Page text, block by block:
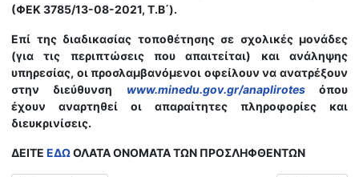
(ΦΕΚ 3785/13-08-2021, Τ.Β΄).
Επί της διαδικασίας τοποθέτησης σε σχολικές μονάδες
(για τις περιπτώσεις που απαιτείται) και ανάληψης
υπηρεσίας, οι προσλαμβανόμενοι οφείλουν να ανατρέξουν
στην διεύθυνση
www.minedu.gov.gr/anaplirotes
όπου
έχουν αναρτηθεί οι απαραίτητες πληροφορίες και
διευκρινίσεις.
ΔΕΙΤΕ ΕΔΩΟΛΑΤΑ ΟΝΟΜΑΤΑ ΤΩΝ ΠΡΟΣΛΗΦΘΕΝΤΩΝ